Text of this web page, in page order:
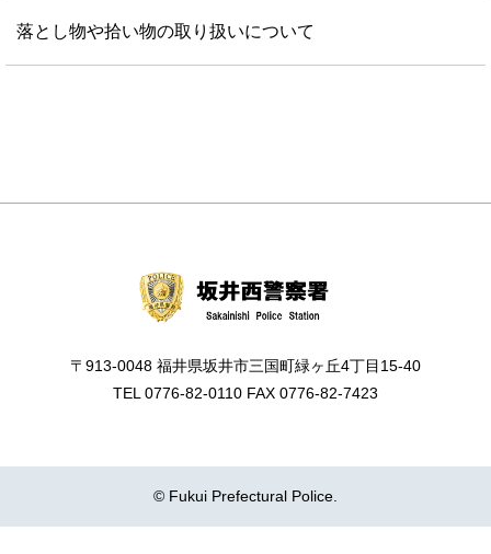
落とし物や拾い物の取り扱いについて
〒913-0048 福井県坂井市三国町緑ヶ丘4丁目15-40
TEL 0776-82-0110 FAX 0776-82-7423
© Fukui Prefectural Police.